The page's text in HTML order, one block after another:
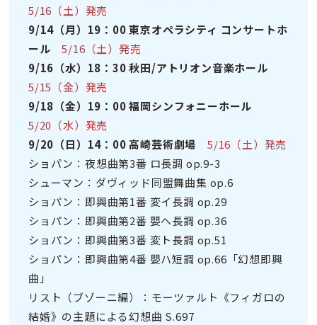
5/16（土）発売
9/14（月）19：00 東京オペラシティ コンサートホ
ール 5/16（土）発売
9/16（水）18：30 秋田/アトリオン音楽ホール
5/15（金）発売
9/18（金）19：00 福岡シンフォニーホール
5/20（水）発売
9/20（日）14：00 高崎芸術劇場 5/16（土）発売
ショパン：夜想曲第3番 ロ長調 op.9-3
シューマン：ダヴィッド同盟舞曲集 op.6
ショパン：即興曲第1番 変イ長調 op.29
ショパン：即興曲第2番 嬰ヘ長調 op.36
ショパン：即興曲第3番 変ト長調 op.51
ショパン：即興曲第4番 嬰ハ短調 op.66「幻想即興
曲」
リスト（ブゾーニ編）：モーツァルト《フィガロの
結婚》の主題による幻想曲 S.697